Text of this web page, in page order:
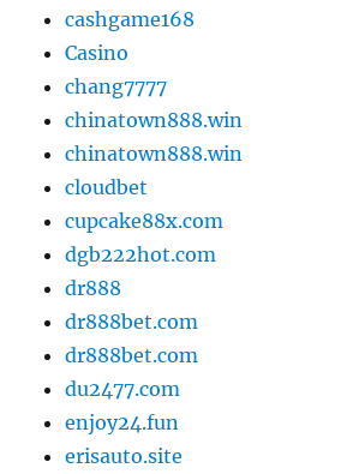
cashgame168
Casino
chang7777
chinatown888.win
chinatown888.win
cloudbet
cupcake88x.com
dgb222hot.com
dr888
dr888bet.com
dr888bet.com
du2477.com
enjoy24.fun
erisauto.site